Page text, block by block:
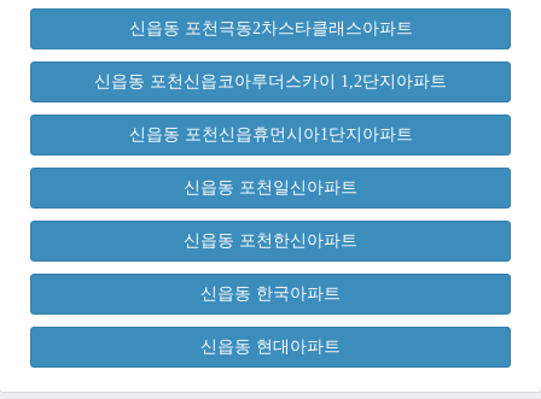
신읍동 포천극동2차스타클래스아파트
신읍동 포천신읍코아루더스카이 1,2단지아파트
신읍동 포천신읍휴먼시아1단지아파트
신읍동 포천일신아파트
신읍동 포천한신아파트
신읍동 한국아파트
신읍동 현대아파트